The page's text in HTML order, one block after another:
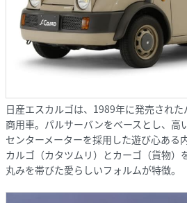
日産エスカルゴは、1989年に発売され
商用車。パルサーバンをベースとし、高
センターメーターを採用した遊び心ある
カルゴ（カタツムリ）とカーゴ（貨物）
丸みを帯びた愛らしいフォルムが特徴。